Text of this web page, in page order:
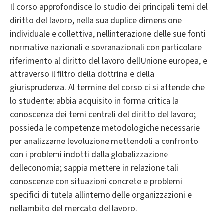
Il corso approfondisce lo studio dei principali temi del
diritto del lavoro, nella sua duplice dimensione
individuale e collettiva, nellinterazione delle sue fonti
normative nazionali e sovranazionali con particolare
riferimento al diritto del lavoro dellUnione europea, e
attraverso il filtro della dottrina e della
giurisprudenza. Al termine del corso ci si attende che
lo studente: abbia acquisito in forma critica la
conoscenza dei temi centrali del diritto del lavoro;
possieda le competenze metodologiche necessarie
per analizzarne levoluzione mettendoli a confronto
con i problemi indotti dalla globalizzazione
delleconomia; sappia mettere in relazione tali
conoscenze con situazioni concrete e problemi
specifici di tutela allinterno delle organizzazioni e
nellambito del mercato del lavoro.